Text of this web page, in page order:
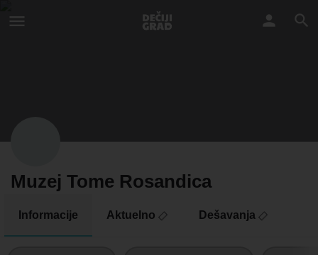
Muzej Tome Rosandica
Informacije Aktuelno Dešavanja